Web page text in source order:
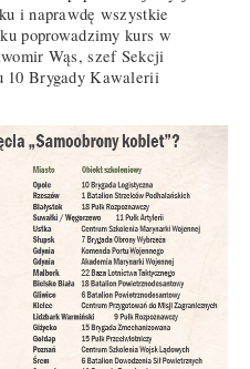
i naprawdę wszystkie
poprowadzimy kurs w
Wąs, szef Sekcji
10 Brygady Kawalerii